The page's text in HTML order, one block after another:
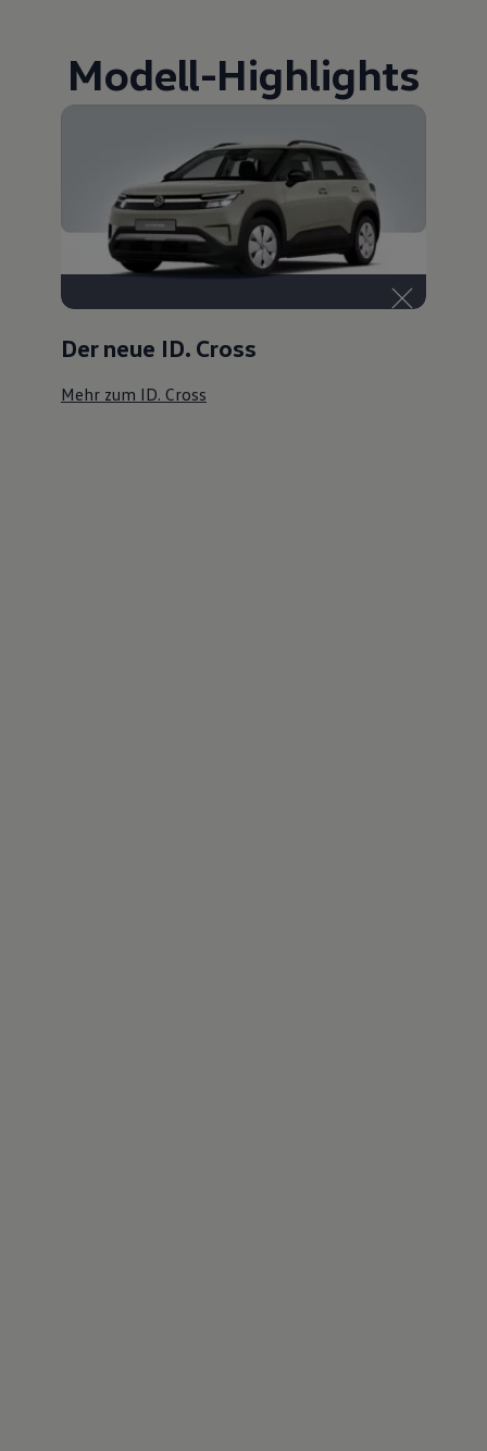
Modell-Highlights
Der neue ID. Cross
Mehr zum ID. Cross